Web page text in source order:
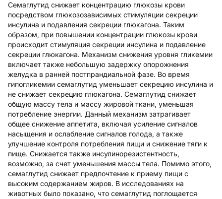
Семаглутид снижает концентрацию глюкозы крови
посредством глюкозозависимых стимуляции секреции
инсулина и подавления секреции глюкагона. Таким
образом, при повышении концентрации глюкозы крови
происходит стимуляция секреции инсулина и подавление
секреции глюкагона. Механизм снижения уровня гликемии
включает также небольшую задержку опорожнения
желудка в ранней постпрандиальной фазе. Во время
гипогликемии семаглутид уменьшает секрецию инсулина и
не снижает секрецию глюкагона. Семаглутид снижает
общую массу тела и массу жировой ткани, уменьшая
потребление энергии. Данный механизм затрагивает
общее снижение аппетита, включая усиление сигналов
насыщения и ослабление сигналов голода, а также
улучшение контроля потребления пищи и снижение тяги к
пище. Снижается также инсулинорезистентность,
возможно, за счет уменьшения массы тела. Помимо этого,
семаглутид снижает предпочтение к приему пищи с
высоким содержанием жиров. В исследованиях на
животных было показано, что семаглутид поглощается